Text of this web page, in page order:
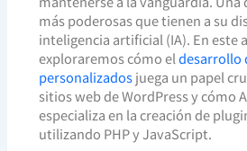
más poderosas que tienen a su
inteligencia artificial (IA). En este
exploraremos cómo eldesarrollo
personalizadosjuega un papel
sitios web de WordPress y cómo
especializa en la creación de
utilizando PHP y JavaScript.